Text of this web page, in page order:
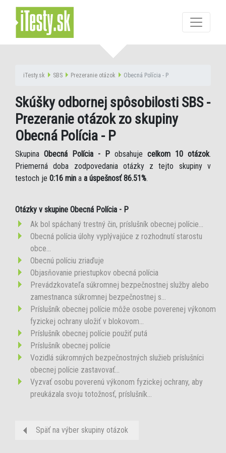
iTesty.sk SBS Prezeranie otázok Obecná Polícia - P
Skúšky odbornej spôsobilosti SBS -
Prezeranie otázok zo skupiny
Obecná Polícia - P
Skupina Obecná Polícia - P obsahuje celkom 10 otázok.
Priemerná doba zodpovedania otázky z tejto skupiny v
testoch je 0:16 min a a úspešnosť 86.51%.
Otázky v skupine Obecná Polícia - P
Ak bol spáchaný trestný čin, príslušník obecnej polície...
Obecná polícia úlohy vyplývajúce z rozhodnutí starostu
obce...
Obecnú políciu zriaďuje
Objasňovanie priestupkov obecná polícia
Prevádzkovateľa súkromnej bezpečnostnej služby alebo
zamestnanca súkromnej bezpečnostnej s...
Príslušník obecnej polície môže osobe poverenej výkonom
fyzickej ochrany uložiť v blokovom...
Príslušník obecnej polície použiť putá
Príslušník obecnej polície
Vozidlá súkromných bezpečnostných služieb príslušníci
obecnej polície zastavovať...
Vyzvať osobu poverenú výkonom fyzickej ochrany, aby
preukázala svoju totožnosť, príslušník...
Späť na výber skupiny otázok